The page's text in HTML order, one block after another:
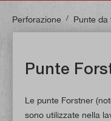
Perforazione / Punte da
Punte
Le punte Forstner
sono utilizzate nella